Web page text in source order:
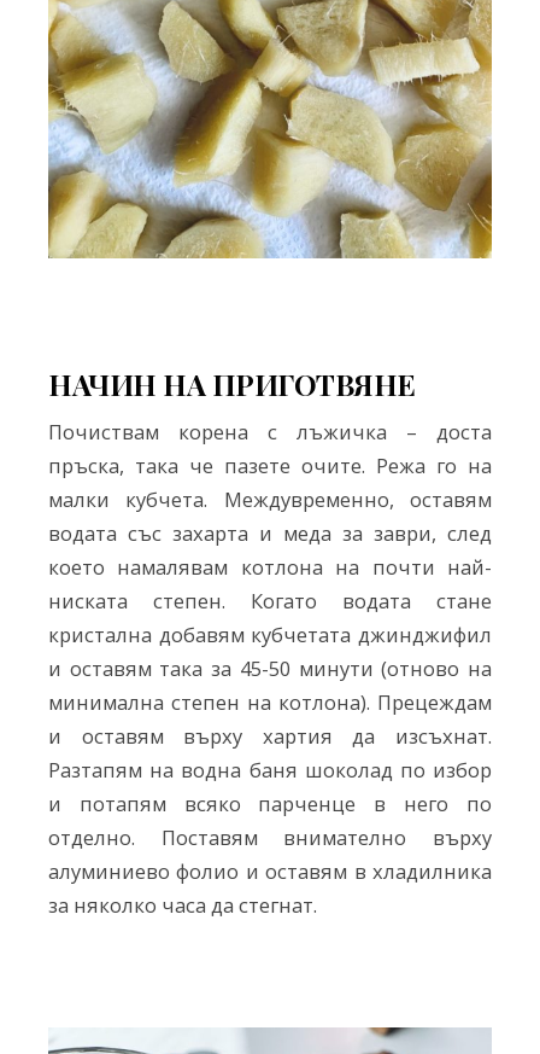
НАЧИН НА ПРИГОТВЯНЕ
Почиствам корена с лъжичка – доста
пръска, така че пазете очите. Режа го на
малки кубчета. Междувременно, оставям
водата със захарта и меда за заври, след
което намалявам котлона на почти най-
ниската степен. Когато водата стане
кристална добавям кубчетата джинджифил
и оставям така за 45-50 минути (отново на
минимална степен на котлона). Прецеждам
и оставям върху хартия да изсъхнат.
Разтапям на водна баня шоколад по избор
и потапям всяко парченце в него по
отделно. Поставям внимателно върху
алуминиево фолио и оставям в хладилника
за няколко часа да стегнат.